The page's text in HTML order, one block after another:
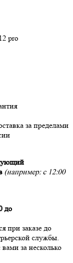
pro
за пределами
(например: с 12:00
до
при заказе до
службы.
за несколько